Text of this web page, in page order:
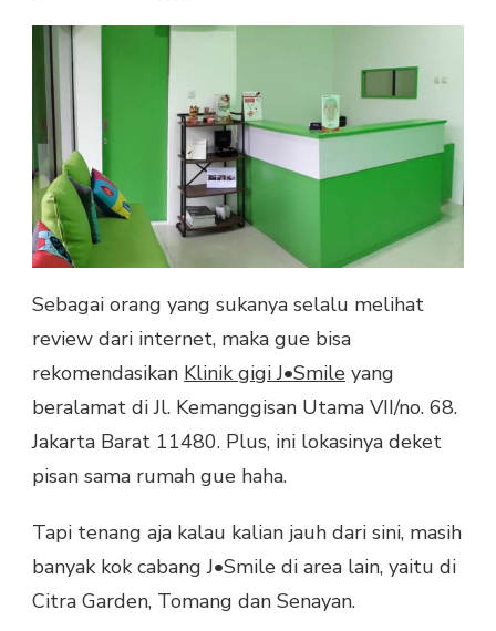
Sebagai orang yang sukanya selalu melihat
review dari internet, maka gue bisa
rekomendasikan Klinik gigi J•Smile yang
beralamat di Jl. Kemanggisan Utama VII/no. 68.
Jakarta Barat 11480. Plus, ini lokasinya deket
pisan sama rumah gue haha.
Tapi tenang aja kalau kalian jauh dari sini, masih
banyak kok cabang J•Smile di area lain, yaitu di
Citra Garden, Tomang dan Senayan.